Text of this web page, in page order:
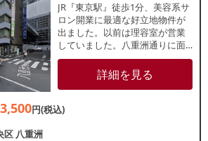
JR『東京駅』徒歩1分、美容系サ
ロン開業に最適な好立地物件が
出ました。以前は理容室が営業
していました。⼋重洲通りに⾯
する商業ビルの地下1階店舗。諸
条件等、お気軽にお問合せくだ
さい。（※飲食不可）
詳細を見る
円(税込)
区 八重洲